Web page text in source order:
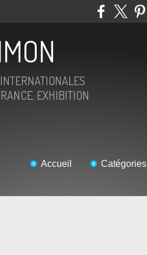
EXHIBITION
Accueil Catégories